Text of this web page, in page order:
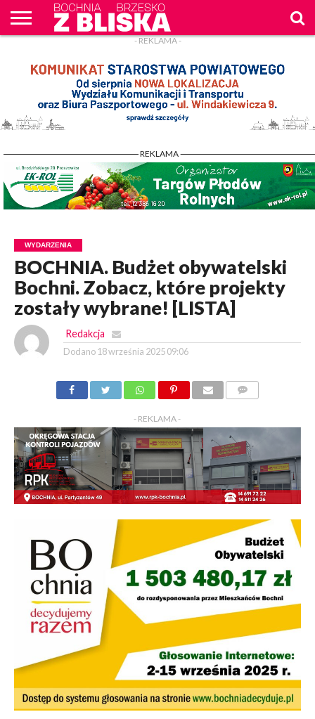
WPROST
REKLAM
- REKLAMA -
- REKLAMA -
WYDARZENIA
BOCHNIA. Budżet obywatelski
Bochni. Zobacz, które projekty
zostały wybrane! [LISTA]
Redakcja
Dodano 18 września 2025 09:06
- REKLAMA -